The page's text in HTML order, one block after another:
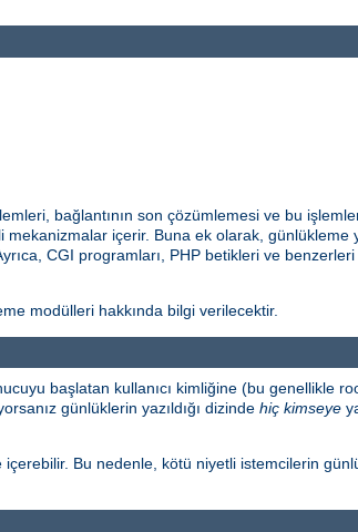
bağlantının son çözümlemesi ve bu
içerir. Buna ek olarak,
CGI programları, PHP betikleri ve
modülleri hakkında bilgi verilecektir.
başlatan kullanıcı kimliğine (bu genellikle
günlüklerin yazıldığı dizinde hiç kimseye
Bu nedenle, kötü niyetli istemcilerin